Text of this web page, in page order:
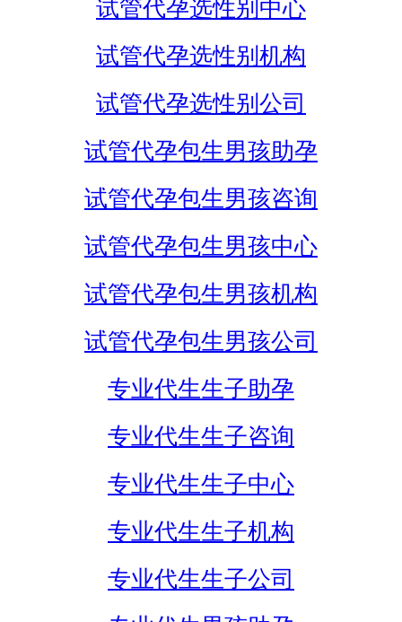
试管代孕选性别中心
试管代孕选性别机构
试管代孕选性别公司
试管代孕包生男孩助孕
试管代孕包生男孩咨询
试管代孕包生男孩中心
试管代孕包生男孩机构
试管代孕包生男孩公司
专业代生生子助孕
专业代生生子咨询
专业代生生子中心
专业代生生子机构
专业代生生子公司